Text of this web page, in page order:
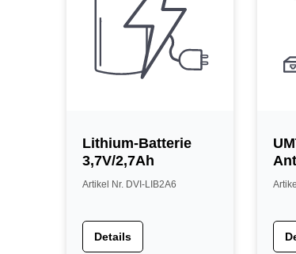
Lithium-Batterie
3,7V/2,7Ah
Artikel Nr. DVI-LIB2A6
Details